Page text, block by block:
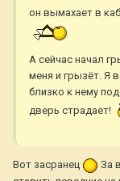
он вымахает в
А сейчас начал
меня и грызёт. Я
близко к нему
дверь страдает!
Вот засранец
За